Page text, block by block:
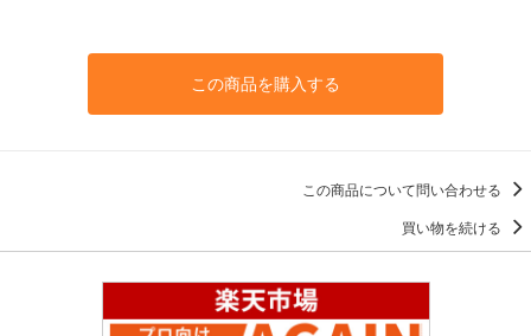
この商品を購入する
この商品について問い合わせる
買い物を続ける